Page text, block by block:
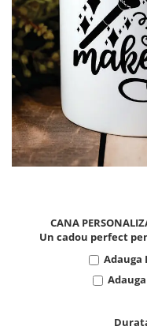
Body bebelusi
Perne personalizate
Plusuri personalizate
Agende personalizate
Etichete pentru sticla de
Cadouri Personalizate
Sorturi Personalizate
Cadouri pentru Doctori
Cadouri Pensionare
Cadouri Profesori
CANA
Un cadou perfect
Adauga